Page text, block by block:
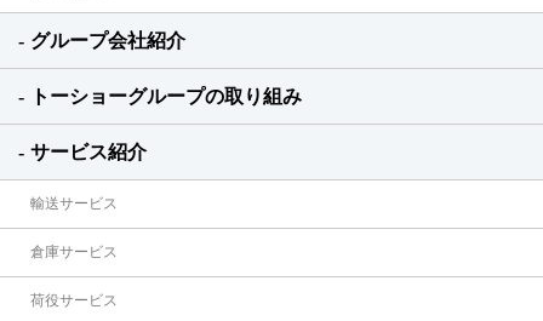
グループ会社紹介
トーショーグループの取り組み
サービス紹介
輸送サービス
倉庫サービス
荷役サービス